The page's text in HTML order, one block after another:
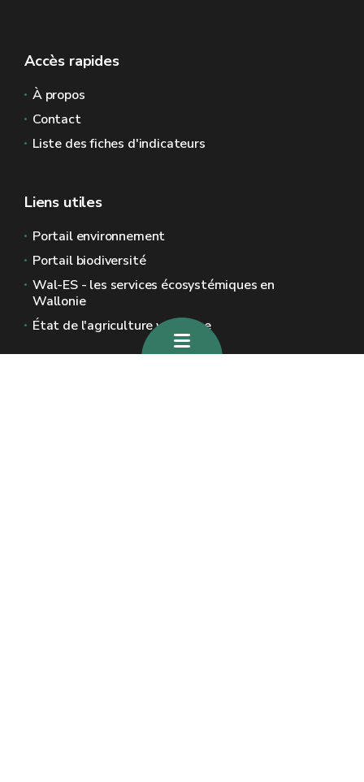
Accès rapides
À propos
Contact
Liste des fiches d'indicateurs
Liens utiles
Portail environnement
Portail biodiversité
Wal-ES - les services écosystémiques en
Wallonie
État de l'agriculture wallonne